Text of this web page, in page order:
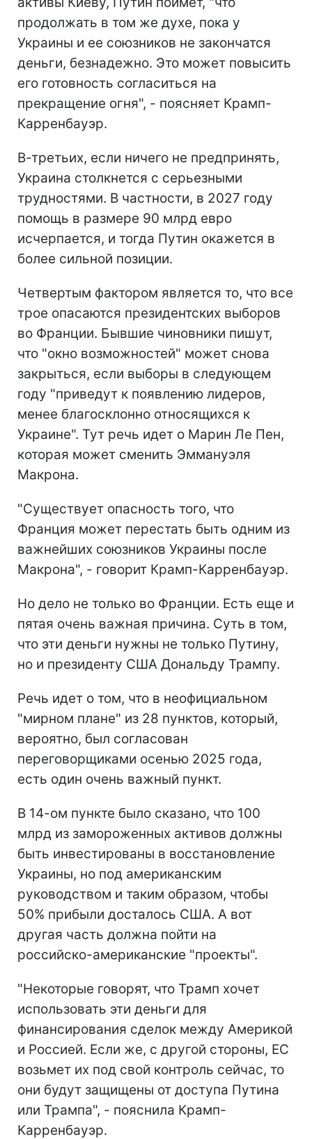
продолжать в том же духе, пока у
Украины и ее союзников не закончатся
деньги, безнадежно. Это может повысить
его готовность согласиться на
прекращение огня", - поясняет Крамп-
Карренбауэр.
В-третьих, если ничего не предпринять,
Украина столкнется с серьезными
трудностями. В частности, в 2027 году
помощь в размере 90 млрд евро
исчерпается, и тогда Путин окажется в
более сильной позиции.
Четвертым фактором является то, что все
трое опасаются президентских выборов
во Франции. Бывшие чиновники пишут,
что "окно возможностей" может снова
закрыться, если выборы в следующем
году "приведут к появлению лидеров,
менее благосклонно относящихся к
Украине". Тут речь идет о Марин Ле Пен,
которая может сменить Эммануэля
Макрона.
"Существует опасность того, что
Франция может перестать быть одним из
важнейших союзников Украины после
Макрона", - говорит Крамп-Карренбауэр.
Но дело не только во Франции. Есть еще и
пятая очень важная причина. Суть в том,
что эти деньги нужны не только Путину,
но и президенту США Дональду Трампу.
Речь идет о том, что в неофициальном
"мирном плане" из 28 пунктов, который,
вероятно, был согласован
переговорщиками осенью 2025 года,
есть один очень важный пункт.
В 14-ом пункте было сказано, что 100
млрд из замороженных активов должны
быть инвестированы в восстановление
Украины, но под американским
руководством и таким образом, чтобы
50% прибыли досталось США. А вот
другая часть должна пойти на
российско-американские "проекты".
"Некоторые говорят, что Трамп хочет
использовать эти деньги для
финансирования сделок между Америкой
и Россией. Если же, с другой стороны, ЕС
возьмет их под свой контроль сейчас, то
они будут защищены от доступа Путина
или Трампа", - пояснила Крамп-
Карренбауэр.